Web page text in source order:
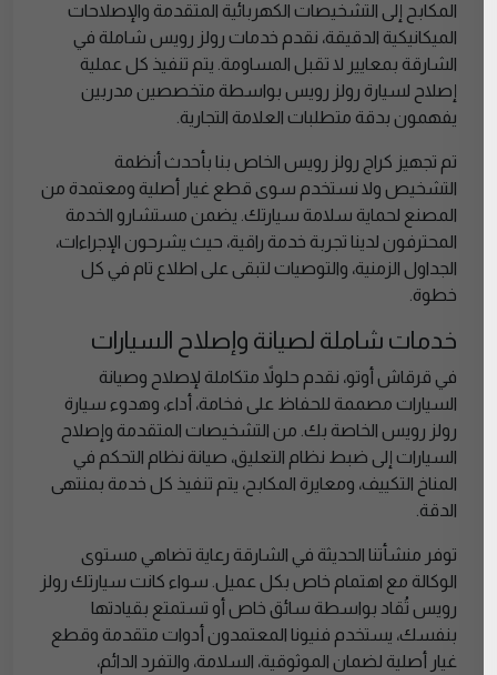
المكابح إلى التشخيصات الكهربائية المتقدمة والإصلاحات
الميكانيكية الدقيقة، نقدم خدمات رولز رويس شاملة في
الشارقة بمعايير لا تقبل المساومة. يتم تنفيذ كل عملية
إصلاح لسيارة رولز رويس بواسطة متخصصين مدربين
يفهمون بدقة متطلبات العلامة التجارية.
تم تجهيز كراج رولز رويس الخاص بنا بأحدث أنظمة
التشخيص ولا نستخدم سوى قطع غيار أصلية ومعتمدة من
المصنع لحماية سلامة سيارتك. يضمن مستشارو الخدمة
المحترفون لدينا تجربة خدمة راقية، حيث يشرحون الإجراءات،
الجداول الزمنية، والتوصيات لتبقى على اطلاع تام في كل
خطوة.
خدمات شاملة لصيانة وإصلاح السيارات
في قرقاش أوتو، نقدم حلولاً متكاملة لإصلاح وصيانة
السيارات مصممة للحفاظ على فخامة، أداء، وهدوء سيارة
رولز رويس الخاصة بك. من التشخيصات المتقدمة وإصلاح
السيارات إلى ضبط نظام التعليق، صيانة نظام التحكم في
المناخ التكييف، ومعايرة المكابح، يتم تنفيذ كل خدمة بمنتهى
الدقة.
توفر منشأتنا الحديثة في الشارقة رعاية تضاهي مستوى
الوكالة مع اهتمام خاص بكل عميل. سواء كانت سيارتك رولز
رويس تُقاد بواسطة سائق خاص أو تستمتع بقيادتها
بنفسك، يستخدم فنيونا المعتمدون أدوات متقدمة وقطع
غيار أصلية لضمان الموثوقية، السلامة، والتفرد الدائم،